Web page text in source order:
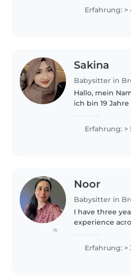
und
Arabisch,
fließend. Ich
Erfahrung: >
Sakina
Babysitter in
Hallo, mein
ich bin 19
die Ausbildung
erfolgreich
Erfahrung: >
(1)
Noor
Babysitter in
I have three
experience
and ADHD.
in Clinical
knack for
Erfahrung: >